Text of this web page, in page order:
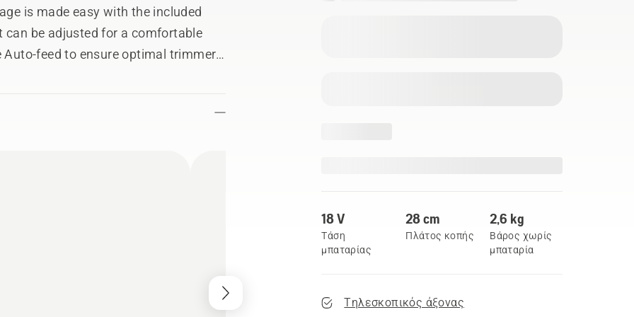
18 V
Τάση
μπαταρίας
28 cm
Πλάτος κοπής
2,6 kg
Βάρος χωρίς
μπαταρία
Τηλεσκοπικός άξονας
is made easy with the included
can be adjusted for a comfortable
feed to ensure optimal trimmer